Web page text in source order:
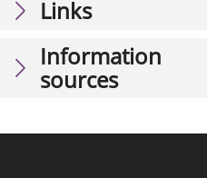
Links
Information
sources